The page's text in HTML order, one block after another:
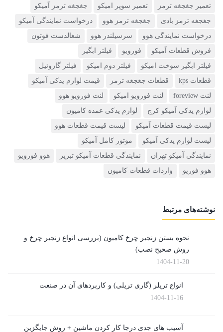
تعمیر جغجغه ترمز
تعمیر سوپر امیکو
جغجغه ترمز آمیکو
جغجغه ترمز بادی
جغجغه ترمز هوو
درخواست نمایندگی آمیکو
درخواست نمایندگی هوو
سرسیلندر هوو
شغالدست فوتون
فروش قطعات آمیکو
فورویو
فیلتر ابگیر
فیلتر ابگیر سوخت امیکو
فیلتر دوم امیکو
فیلتر گازوئیل
قطعات kps
قطعات جغجغه ترمز
قیمت لوازم یدکی آمیکو
لنت foreview
لنت فورویو امیکو
لنت فورویو هوو
لوازم یدکی آمیکو کرج
لوازم یدکی عمده کامیون
لیست قیمت قطعات آمیکو
لیست قیمت قطعات هوو
لیست لوازم یدکی آمیکو
موتور کامل آمیکو
نمایندگی آمیکو تهران
نمایندگی قطعات آمیکو تبریز
هوو فورویو
هوو فوریو
واردات قطعات کامیون
نوشته‌های مرتبط
نحوه بستن زنجیر چرخ کامیون (بررسی انواع زنجیر چرخ و
روش صحیح نصب)
1404-11-20
انواع تریلر (گاری تریلی) و کاربردهای آن در صنعت
1404-11-16
آسیب های جدی درجا کار کردن ماشین + روش جایگزین